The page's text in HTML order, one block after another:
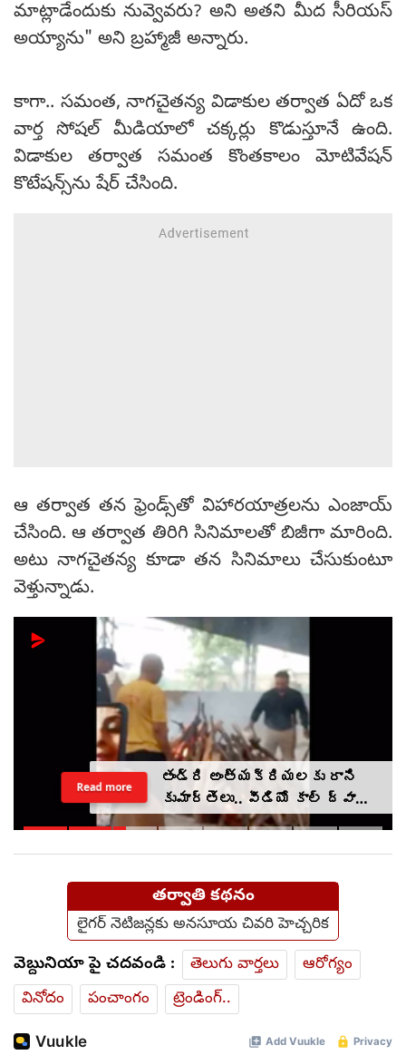
మాట్లాడేందుకు నువ్వెవరు? అని అతని మీద సీరియస్
అయ్యాను" అని బ్రహ్మాజీ అన్నారు.
కాగా.. సమంత, నాగచైతన్య విడాకుల తర్వాత ఏదో ఒక
వార్త సోషల్ మీడియాలో చక్కర్లు కొడుస్తూనే ఉంది.
విడాకుల తర్వాత సమంత కొంతకాలం మోటివేషన్
కొటేషన్స్‌ను షేర్ చేసింది.
ఆ తర్వాత తన ఫ్రెండ్స్‌తో విహారయాత్రలను ఎంజాయ్
చేసింది. ఆ తర్వాత తిరిగి సినిమాలతో బిజీగా మారింది.
అటు నాగచైతన్య కూడా తన సినిమాలు చేసుకుంటూ
వెళ్తున్నాడు.
తండ్రి అంత్యక్రియలకు రాని
కుమార్తెలు.. వీడియో కాల్ ద్వారా
అంతా ముగించేశారు.. (video)
Read more
తర్వాతి కథనం
లైగ‌ర్ నెటిజ‌న్ల‌కు అన‌సూయ చివరి హెచ్చరిక
వెబ్దునియా పై చదవండి : తెలుగు వార్తలు
ఆరోగ్యం
వినోదం
పంచాంగం ట్రెండింగ్..